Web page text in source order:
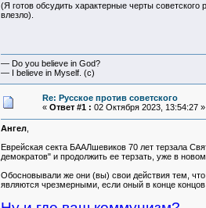
(Я готов обсудить характерные черты
влезло).
— Do you believe in God?
— I believe in Myself. (c)
Re: Русское против советского
« Ответ #1 : 02 Октября 2023, 13:54:27 »
Ангел,
Еврейская секта БААЛшевиков 70 лет терзала
демократов" и продолжить ее терзать, уже в
Обосновывали же они (вы) свои действия тем,
являются чрезмерными, если оный в конце концов